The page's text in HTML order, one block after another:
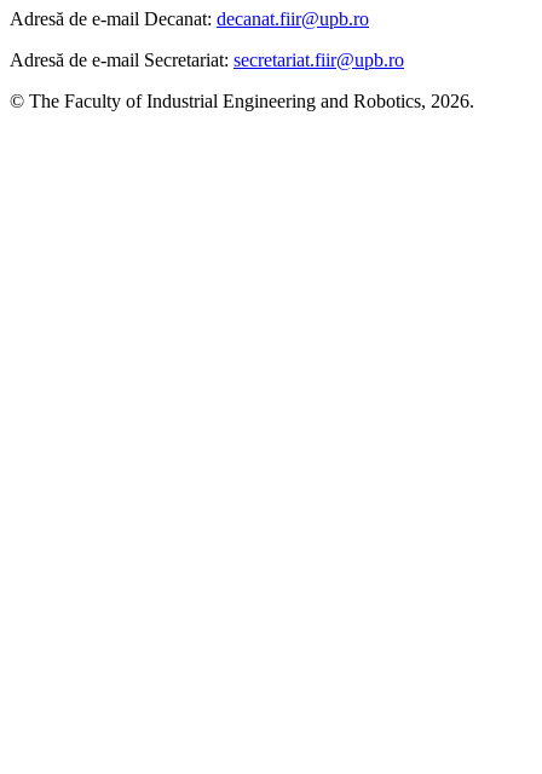
Adresă de e-mail Decanat: decanat.fiir@upb.ro
Adresă de e-mail Secretariat: secretariat.fiir@upb.ro
© The Faculty of Industrial Engineering and Robotics, 2026.